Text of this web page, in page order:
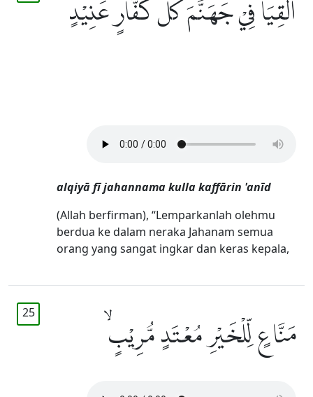
اَلْقِيَا فِيْ جَهَنَّمَ كُلَّ كَفَّارٍ عَنِيْدٍ
alqiyā fī jahannama kulla kaffārin 'anīd
(Allah berfirman), “Lemparkanlah olehmu
berdua ke dalam neraka Jahanam semua
orang yang sangat ingkar dan keras kepala,
25
مَنَّاعٍ لِّلْخَيْرِ مُعْتَدٍ مُّرِيْبٍۙ